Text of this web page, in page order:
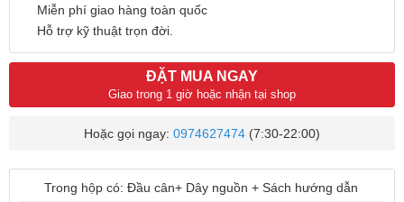
Miễn phí giao hàng toàn quốc
Hỗ trợ kỹ thuật trọn đời.
ĐẶT MUA NGAY
Giao trong 1 giờ hoặc nhận tại shop
Hoặc gọi ngay: 0974627474 (7:30-22:00)
Trong hộp có: Đầu cân+ Dây nguồn + Sách hướng dẫn